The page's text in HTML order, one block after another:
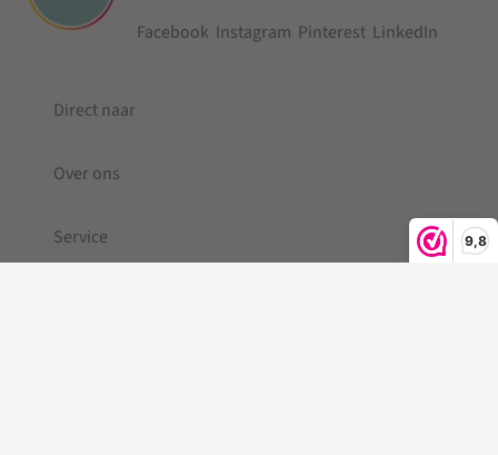
9,8
Facebook Instagram Pinterest LinkedIn
Direct naar
Over ons
Service